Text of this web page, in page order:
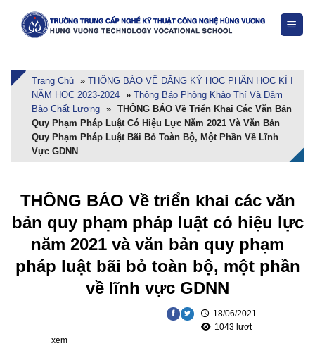
Trang Chủ » THÔNG BÁO VỀ ĐĂNG KÝ HỌC PHẦN HỌC KÌ I
NĂM HỌC 2023-2024 » Thông Báo Phòng Khảo Thí Và Đảm
Bảo Chất Lượng » THÔNG BÁO Về Triển Khai Các Văn Bản
Quy Phạm Pháp Luật Có Hiệu Lực Năm 2021 Và Văn Bản
Quy Phạm Pháp Luật Bãi Bỏ Toàn Bộ, Một Phần Về Lĩnh
Vực GDNN
THÔNG BÁO Về triển khai các văn
bản quy phạm pháp luật có hiệu lực
năm 2021 và văn bản quy phạm
pháp luật bãi bỏ toàn bộ, một phần
về lĩnh vực GDNN
18/06/2021
1043 lượt
xem